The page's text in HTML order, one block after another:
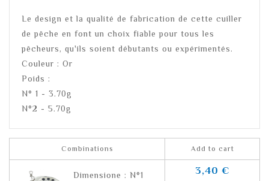
Le design et la qualité de fabrication de cette cuiller
de pêche en font un choix fiable pour tous les
pêcheurs, qu'ils soient débutants ou expérimentés.
Couleur : Or
Poids :
N° 1 - 3.70g
N°2 - 5.70g
Combinations Add to cart
Dimensione : N°1 3,40 €